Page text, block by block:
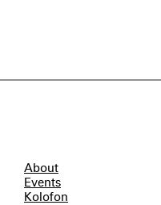
About
Events
Kolofon